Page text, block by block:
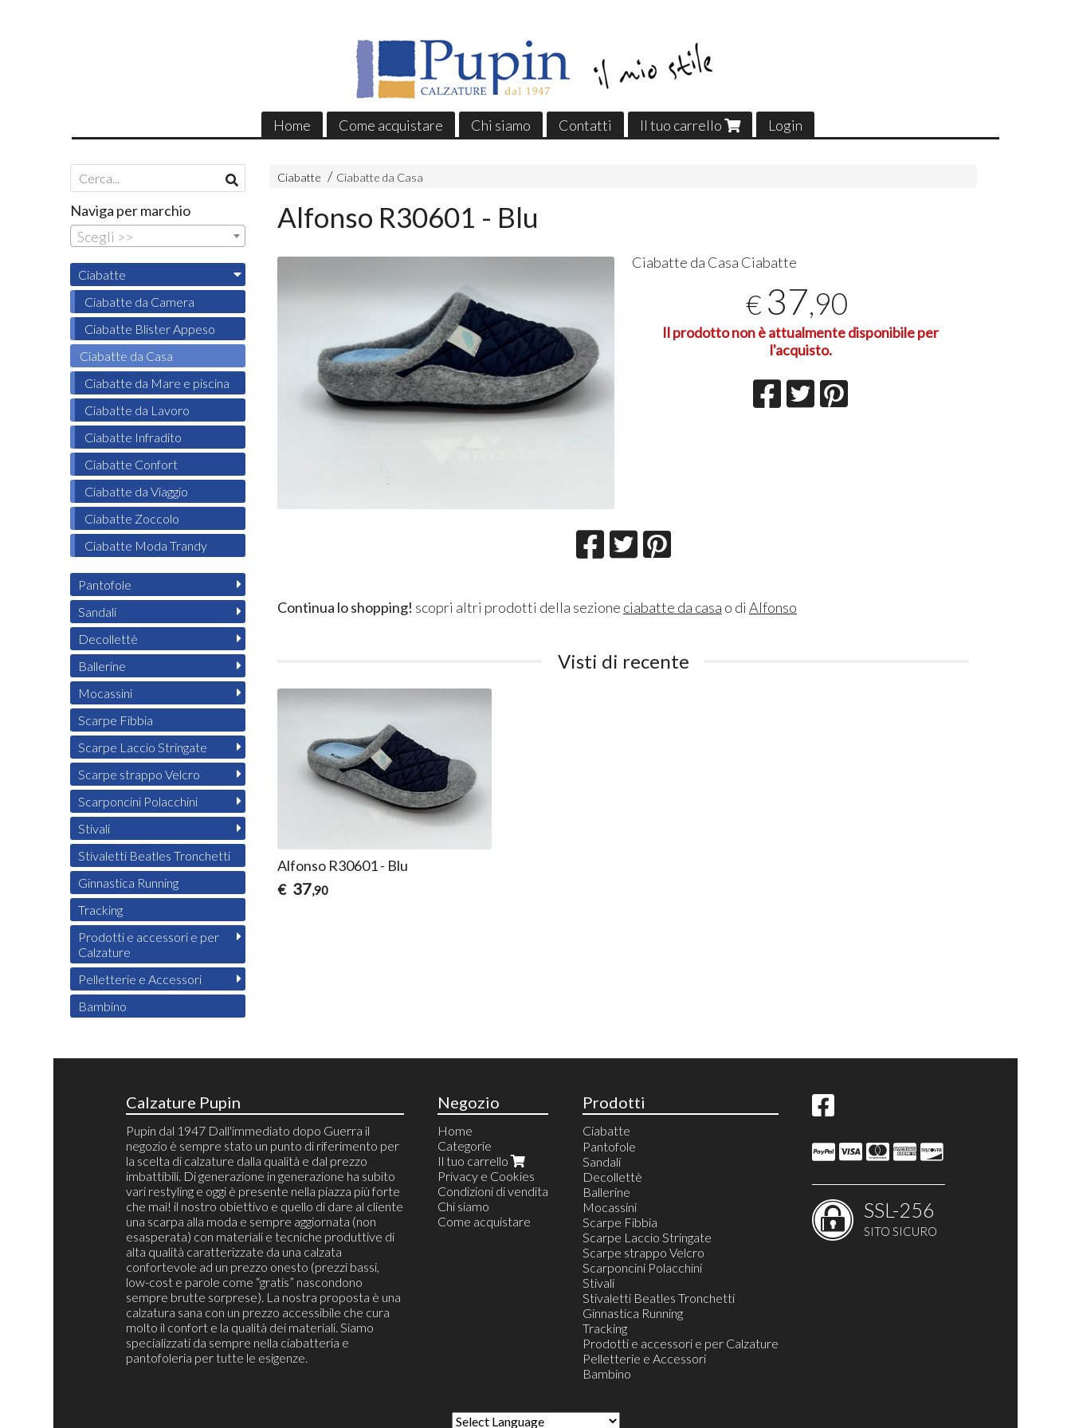
Home Come acquistare Chi siamo Contatti Il tuo carrello Login
Ciabatte Ciabatte da Casa
Alfonso R30601 - Blu
Ciabatte da Casa Ciabatte
€ 37,90
Il prodotto non è attualmente disponibile per
l'acquisto.
Continua lo shopping! scopri altri prodotti della sezione ciabatte da casa o di Alfonso
Visti di recente
Alfonso R30601 - Blu
€ 37,90
Naviga per marchio
Scegli >>
Ciabatte
Ciabatte da Camera
Ciabatte Blister Appeso
Ciabatte da Casa
Ciabatte da Mare e piscina
Ciabatte da Lavoro
Ciabatte Infradito
Ciabatte Confort
Ciabatte da Viaggio
Ciabatte Zoccolo
Ciabatte Moda Trandy
Pantofole
Sandali
Decollettè
Ballerine
Mocassini
Scarpe Fibbia
Scarpe Laccio Stringate
Scarpe strappo Velcro
Scarponcini Polacchini
Stivali
Stivaletti Beatles Tronchetti
Ginnastica Running
Tracking
Prodotti e accessori e per
Calzature
Pelletterie e Accessori
Bambino
Calzature Pupin
Pupin dal 1947 Dall'immediato dopo Guerra il
negozio è sempre stato un punto di riferimento per
la scelta di calzature dalla qualità e dal prezzo
imbattibili. Di generazione in generazione ha subito
vari restyling e oggi è presente nella piazza più forte
che mai! il nostro obiettivo e quello di dare al cliente
una scarpa alla moda e sempre aggiornata (non
esasperata) con materiali e tecniche produttive di
alta qualità caratterizzate da una calzata
confortevole ad un prezzo onesto (prezzi bassi,
low-cost e parole come “gratis” nascondono
sempre brutte sorprese). La nostra proposta è una
calzatura sana con un prezzo accessibile che cura
molto il confort e la qualità dei materiali. Siamo
specializzati da sempre nella ciabatteria e
pantofoleria per tutte le esigenze.
Negozio
Home
Categorie
Il tuo carrello
Privacy e Cookies
Condizioni di vendita
Chi siamo
Come acquistare
Prodotti
Ciabatte
Ciabatte da Camera
Ciabatte Blister Appeso
Ciabatte da Casa
Ciabatte da Mare e piscina
Ciabatte da Lavoro
Ciabatte Infradito
Ciabatte Confort
Ciabatte da Viaggio
Ciabatte Zoccolo
Ciabatte Moda Trandy
Pantofole
Sandali
Decollettè
Ballerine
Mocassini
Scarpe Fibbia
Scarpe Laccio Stringate
Scarpe strappo Velcro
Scarponcini Polacchini
Stivali
Stivaletti Beatles Tronchetti
Ginnastica Running
Tracking
Prodotti e accessori e per Calzature
Pelletterie e Accessori
Bambino
SSL-256
SITO SICURO